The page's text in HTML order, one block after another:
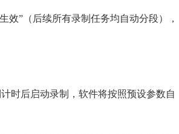
效”（后续所有录制任务均自动分段），
时后启动录制，软件将按照预设参数自